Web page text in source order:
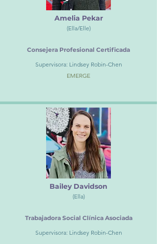
Amelia Pekar
(Ella/Elle)
Consejera Profesional Certificada
Supervisora: Lindsey Robin-Chen
EMERGE
Bailey Davidson
(Ella)
Trabajadora Social Clínica Asociada
Supervisora: Lindsey Robin-Chen